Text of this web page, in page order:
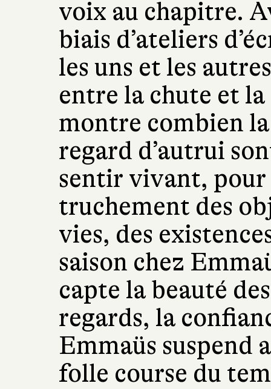
voix au chapitre.
biais d’ateliers
les uns et les
entre la chute et
montre combien
regard d’autrui
sentir vivant, pour
truchement des
vies, des
saison chez
capte la beauté
regards, la
Emmaüs suspend
folle course du